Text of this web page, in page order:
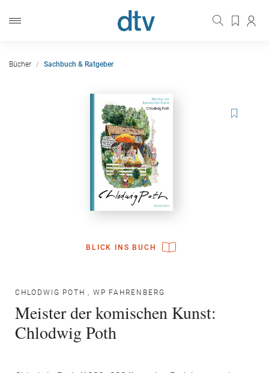
Bücher Sachbuch & Ratgeber
BLICK INS BUCH
CHLODWIG POTH , WP FAHRENBERG
Meister der komischen Kunst:
Chlodwig Poth